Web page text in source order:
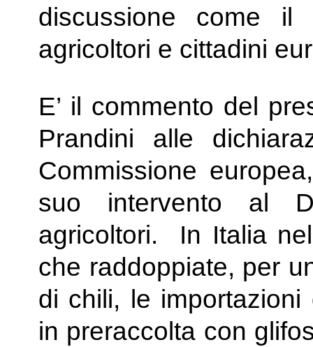
discussione come il
agricoltori e cittadini
E’ il commento del
Prandini alle
Commissione
suo intervento al
agricoltori. In Italia
che raddoppiate, per
di chili, le
in preraccolta con